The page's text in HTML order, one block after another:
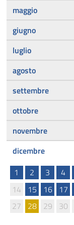
maggio
giugno
luglio
agosto
settembre
ottobre
novembre
dicembre
1
2 3 4
14
15 16 17
27
28 29 30